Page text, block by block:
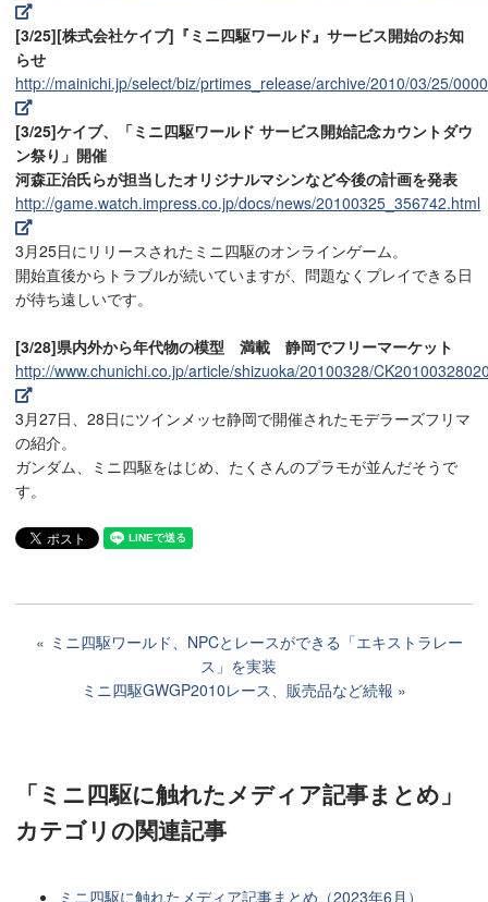
[3/25][株式会社ケイブ]『ミニ四駆ワールド』サービス開始のお知
らせ
http://mainichi.jp/select/biz/prtimes_release/archive/2010/03/25/
[3/25]ケイブ、「ミニ四駆ワールド サービス開始記念カウントダウ
ン祭り」開催
河森正治氏らが担当したオリジナルマシンなど今後の計画を発表
http://game.watch.impress.co.jp/docs/news/20100325_356742.html
3月25日にリリースされたミニ四駆のオンラインゲーム。
開始直後からトラブルが続いていますが、問題なくプレイできる日
が待ち遠しいです。
[3/28]県内外から年代物の模型 満載 静岡でフリーマーケット
http://www.chunichi.co.jp/article/shizuoka/20100328/
3月27日、28日にツインメッセ静岡で開催されたモデラーズフリマ
の紹介。
ガンダム、ミニ四駆をはじめ、たくさんのプラモが並んだそうで
す。
ミニ四駆ワールド、NPCとレースができる「エキストラレー
ス」を実装
ミニ四駆GWGP2010レース、販売品など続報
「ミニ四駆に触れたメディア記事まとめ」
カテゴリの関連記事
ミニ四駆に触れたメディア記事まとめ（2023年6月）